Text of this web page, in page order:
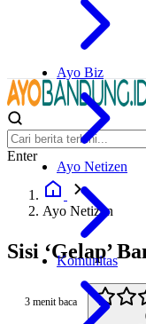
Ayo Biz
Ayo Netizen
Komunitas
Enter
Ayo Netizen
Sisi ‘Gelap’
3 menit baca